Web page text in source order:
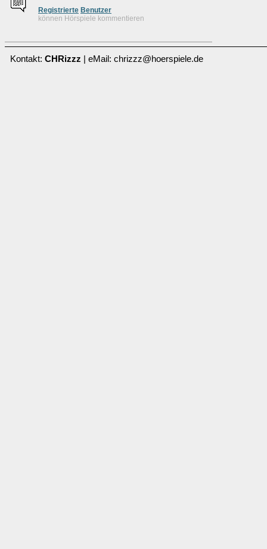
Registrierte Benutzer
können Hörspiele kommentieren
Kontakt: CHRizzz | eMail: chrizzz@hoerspiele.de